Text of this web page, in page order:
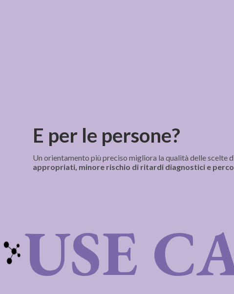
E per le persone?
Un orientamento più preciso migliora la qualità delle scelte
appropriati, minore rischio di ritardi diagnostici e
USE